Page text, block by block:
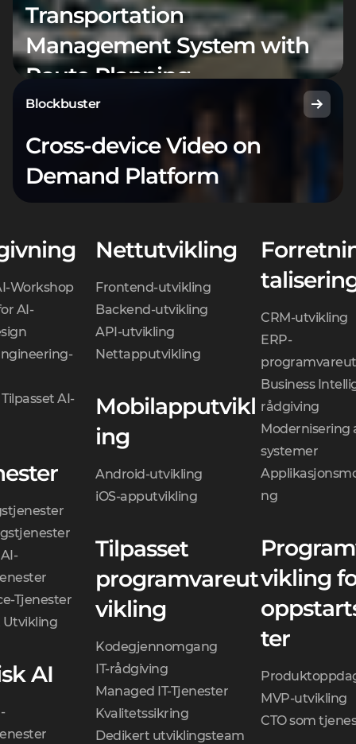
Transportation
Management System with
Route Planning
Blockbuster
Cross-device Video on
Demand Platform
Workshop
AI-
AI-
Tjenester
Utvikling
AI
Nettutvikling
Frontend-utvikling
Backend-utvikling
API-utvikling
Nettapputvikling
Mobilapputvikl
ing
Android-utvikling
iOS-apputvikling
Tilpasset
programvareut
vikling
Kodegjennomgang
IT-rådgiving
Managed IT-Tjenester
Kvalitetssikring
Dedikert utviklingsteam
CRM-utvikling
ERP-
Business
rådgiving
Modernisering
systemer
ng
vikling
ter
MVP-utvikling
CTO som